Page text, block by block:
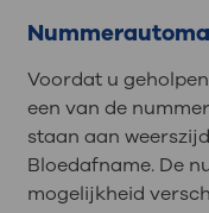
Voordat u
een van de
staan aan
Bloedafname. De
mogelijkheid